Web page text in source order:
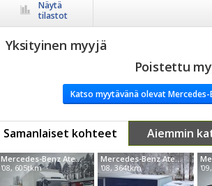
Näytä
tilastot
Yksityinen myyjä
Poistettu
Katso myytävänä olevat
Samanlaiset kohteet Aiemmin
Mercedes-Benz Atego 816
'08, 605tkm
Mercedes-Benz Atego 818
'08, 364tkm